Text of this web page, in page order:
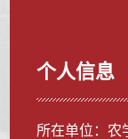
个人信息
所在单位：农